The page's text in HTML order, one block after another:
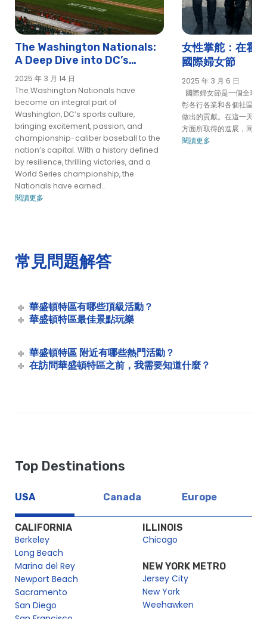
華盛頓特區感恩節晚餐巡遊 Early Thanksgiving Day Dinner Cruise
in Washington D.C. （2020） |城市體驗
復活節高級早午餐巡遊 |城市游輪 ™
復活節尊貴晚早游輪 |城市游輪 ™
復活節招牌早午餐巡遊 |城市游輪 ™
復活節特色晚餐巡遊 |城市游輪 ™
父親節午後招牌早午餐巡遊 |城市游輪 ™
華盛頓特區的父親節早午餐巡遊 |城市體驗
父親節尊貴晚餐巡遊 |城市游輪 ™
艦隊 - 華盛頓特區 - 城市體驗
從 DC Mount Vernon 遊覽游輪 |城市游輪 ™
華盛頓特區假日午餐巡遊 |城市體驗
Jingle Bells 早午餐巡遊 |最佳城市體驗假日早午餐
華盛頓特區的母親節晚餐巡遊
母親節尊貴晚餐巡遊 |城市游輪 ™
來自華盛頓特區或亞歷山大港的弗農山
華盛頓特區元旦無底含羞草早午餐巡遊 |城市游輪 ™
新年前夜高級早午餐巡遊 |城市游輪 ™
波托馬克水上計程車
櫻花水上計程車 |城市游輪 ™
波托馬克水上計程車 |城市游輪 ™
國民運動會和華盛頓特區聯隊的水上計程車
Water Taxi 2025 Pass | City Cruises™
高級早午餐巡遊 |城市游輪 ™
尊貴晚餐巡遊
The Washington Nationals:
A Deep Dive into DC’s
Beloved Baseball Team
2025 年 3 月 14 日
The Washington Nationals have
become an integral part of
Washington, DC’s sports culture,
bringing excitement, passion, and
championship-caliber baseball to the
nation’s capital. With a history defined
by resilience, thrilling victories, and a
World Series championship, the
Nationals have earned...
閱讀更多
女性掌舵：在霍
國際婦女節
2025 年 3 月 6 日
國際婦女節是一個全球
彰各行各業和各個社區的
做出的貢獻。在這一天，
方面所取得的進展，同時
閱讀更多
常見問題解答
華盛頓特區有哪些頂級活動？
華盛頓特區最佳景點玩樂
華盛頓特區 附近有哪些熱門活動？
在訪問華盛頓特區之前，我需要知道什麼？
Top Destinations
USA Canada Europe
CALIFORNIA
Berkeley
Long Beach
Marina del Rey
Newport Beach
Sacramento
San Diego
ILLINOIS
Chicago
NEW YORK METRO
Jersey City
New York
Weehawken